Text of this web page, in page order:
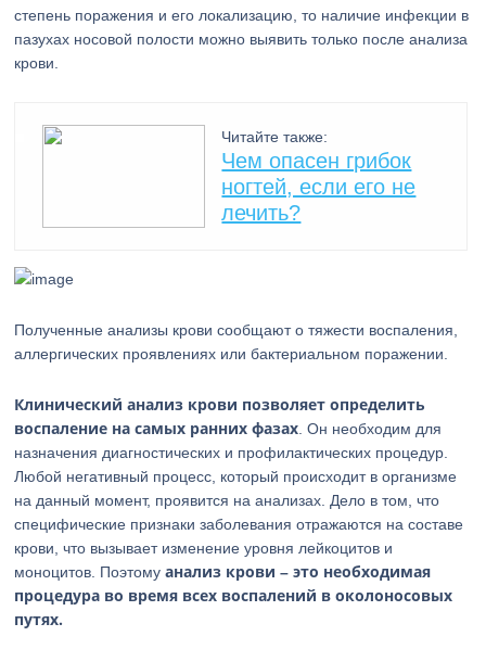
степень поражения и его локализацию, то наличие инфекции в
пазухах носовой полости можно выявить только после анализа
крови.
Читайте также:
Чем опасен грибок
ногтей, если его не
лечить?
Полученные анализы крови сообщают о тяжести воспаления,
аллергических проявлениях или бактериальном поражении.
Клинический анализ крови позволяет определить
воспаление на самых ранних фазах . Он необходим для
назначения диагностических и профилактических процедур.
Любой негативный процесс, который происходит в организме
на данный момент, проявится на анализах. Дело в том, что
специфические признаки заболевания отражаются на составе
крови, что вызывает изменение уровня лейкоцитов и
моноцитов. Поэтомуанализ крови – это необходимая
процедура во время всех воспалений в околоносовых
путях.